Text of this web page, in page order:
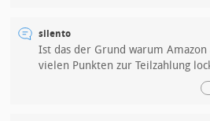
silento
Ist das der Grund warum
vielen Punkten zur Teilzahlung